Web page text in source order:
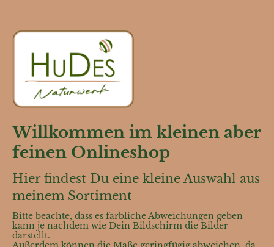
Willkommen im kleinen aber
feinen Onlineshop
Hier findest Du eine kleine Auswahl aus
meinem Sortiment
Bitte beachte, dass es farbliche Abweichungen geben
kann je nachdem wie Dein Bildschirm die Bilder
darstellt.